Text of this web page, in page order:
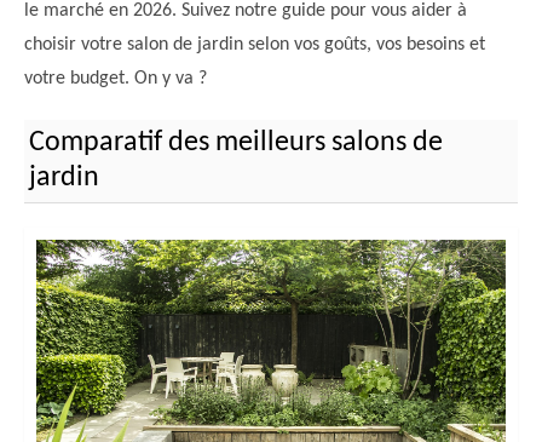
le marché en 2026. Suivez notre guide pour vous aider à
choisir votre salon de jardin selon vos goûts, vos besoins et
votre budget. On y va ?
Comparatif des meilleurs salons de
jardin